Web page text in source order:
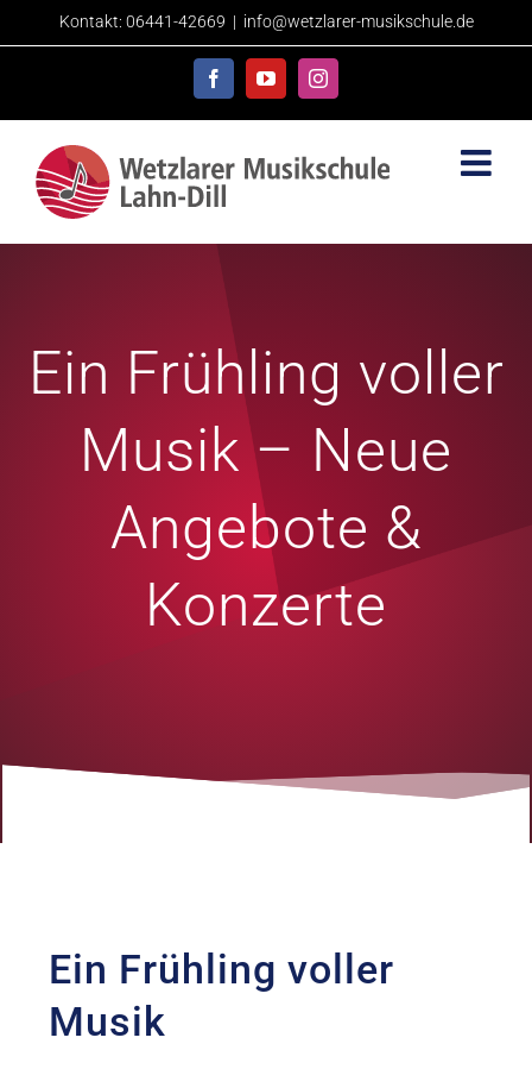
to
Kontakt: 06441-42669 | info@wetzlarer-musikschule.de
FacebookYouTubeInstagram
Ein Frühling voller
Musik – Neue
Angebote &
Konzerte
Ein Frühling voller
Musik